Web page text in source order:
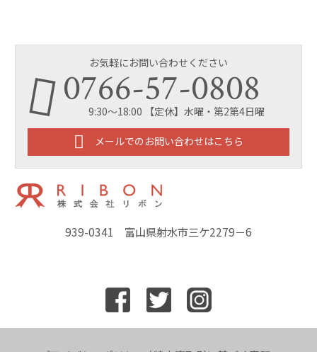
939-0341 富山県射水市三ケ2279－6
お気軽にお問い合わせください
0766-57-0808
9:30～18:00 【定休】水曜・第2第4日曜
メールでのお問い合わせはこちら